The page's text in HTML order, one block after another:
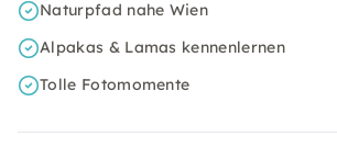
Naturpfad nahe Wien
Alpakas & Lamas kennenlernen
Tolle Fotomomente